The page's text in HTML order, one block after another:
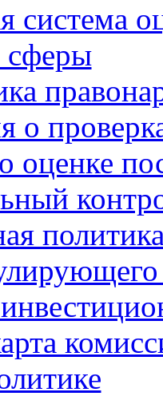
система
сферы
о
оценке